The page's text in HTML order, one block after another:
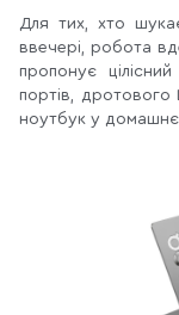
Для тих, хто
ввечері, робота
пропонує
портів, дротового
ноутбук у